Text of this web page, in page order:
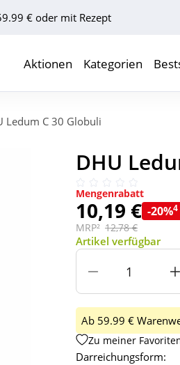
€ oder mit Rezept
Aktionen Kategorien
Ledum C 30 Globuli
DHU
Mengenrabatt
10,19 € -20%4
MRP² 12,78 €
Artikel verfügbar
Ab 59.99 €
Zu meiner
Darreichungsform: